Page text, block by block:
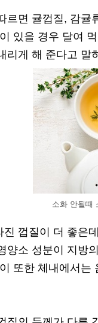
르면 귤껍질, 감귤
있을 경우 달여
리게 해 준다고 말
소화 안될때
껍질이 더 좋은
양소 성분이 지방
또한 체내에서